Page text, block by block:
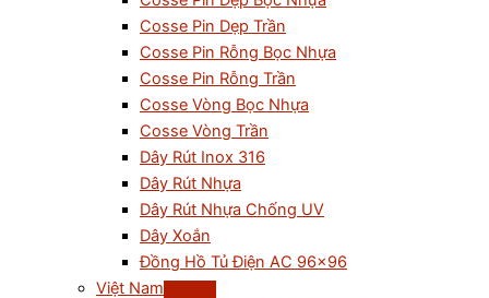
Cosse Pin Dẹp Trần
Cosse Pin Rỗng Bọc Nhựa
Cosse Pin Rỗng Trần
Cosse Vòng Bọc Nhựa
Cosse Vòng Trần
Dây Rút Inox 316
Dây Rút Nhựa
Dây Rút Nhựa Chống UV
Dây Xoắn
Đồng Hồ Tủ Điện AC 96×96
Việt Nam